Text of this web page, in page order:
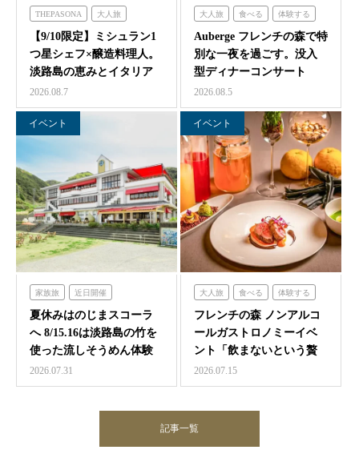
THEPASONA 大人旅
食べる 体験する
【9/10限定】ミシュラン1
つ星シェフ×醸造料理人。
淡路島の恵みとイタリア
料理の感性が交わ…
2026.08.7
大人旅 食べる 体験する
泊まる フレンチの森
Auberge フレンチの森で特
別な一夜を過ごす。没入
型ディナーコンサート
『サロン・ド・モ…
2026.08.5
イベント
家族旅 近日開催
のじまスコーラ
夏休みはのじまスコーラ
へ 8/15.16は淡路島の竹を
使った流しそうめん体験
2026.07.31
イベント
大人旅 食べる 体験する
フレンチの森
フレンチの森 ノンアルコ
ールガストロノミーイベ
ント「飲まないという贅
沢 ～香りと味覚の館～…
2026.07.15
記事一覧